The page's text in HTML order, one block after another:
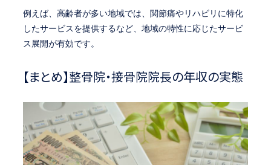
例えば、高齢者が多い地域では、関節痛やリハビリに特化
したサービスを提供するなど、地域の特性に応じたサービ
ス展開が有効です。
【まとめ】整骨院・接骨院院長の年収の実態